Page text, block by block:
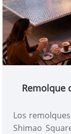
Remolque
Los
Shimao